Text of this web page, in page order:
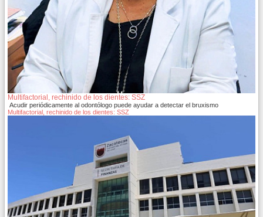
Multifactorial, rechinido de los dientes: SSZ
Acudir periódicamente al odontólogo puede ayudar a detectar el bruxismo
Multifactorial, rechinido de los dientes: SSZ